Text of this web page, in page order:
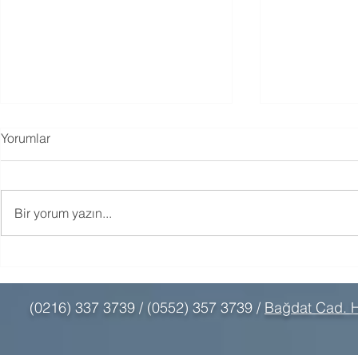
Bu Kadar Dönüştürücü?
Yorumlar
Bir yorum yazın...
(0216) 337 3739 / (0552) 357 3739 / Bağdat Cad.